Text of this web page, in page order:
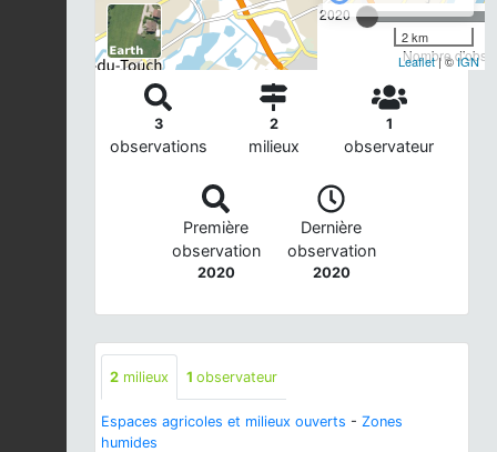
2020
Nombre
2 km
Leaflet| ©IGN
3
observations
2
milieux
1
observateur
Première
observation
2020
Dernière
observation
2020
2 milieux 1 observateur
Espaces agricoles et milieux ouverts - Zones
humides